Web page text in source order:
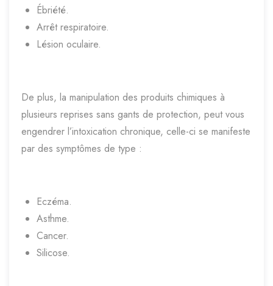
Ébriété.
Arrêt respiratoire.
Lésion oculaire.
De plus, la manipulation des produits chimiques à
plusieurs reprises sans gants de protection, peut vous
engendrer l’intoxication chronique, celle-ci se manifeste
par des symptômes de type :
Eczéma.
Asthme.
Cancer.
Silicose.